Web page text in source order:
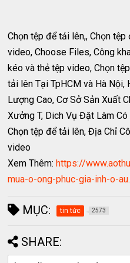
Chọn tệp để tải lên,, Chọn
video, Choose Files, Công
kéo và thẻ tệp video, Chọn
tải lên Tại TpHCM và Hà
Lượng Cao, Cơ Sở Sản Xuất
Xưởng T, Dich Vụ Đặt Làm
Chọn tệp để tải lên, Địa Chỉ
video
Xem Thêm: https://
mua-o-ong-phuc-gia-inh-o-
MỤC: tin tức 2573
SHARE: